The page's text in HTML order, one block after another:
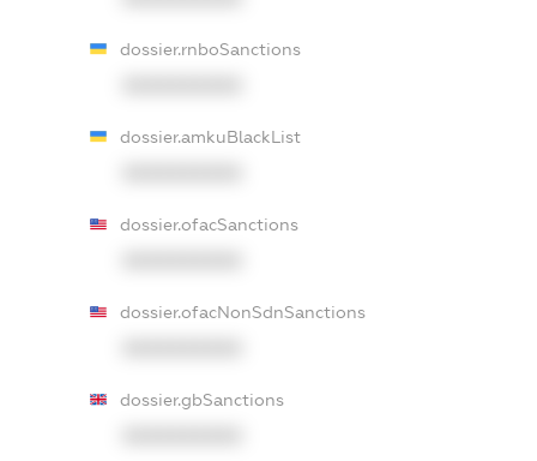
dossier.rnboSanctions
dossier.amkuBlackList
dossier.ofacSanctions
dossier.ofacNonSdnSanctions
dossier.gbSanctions